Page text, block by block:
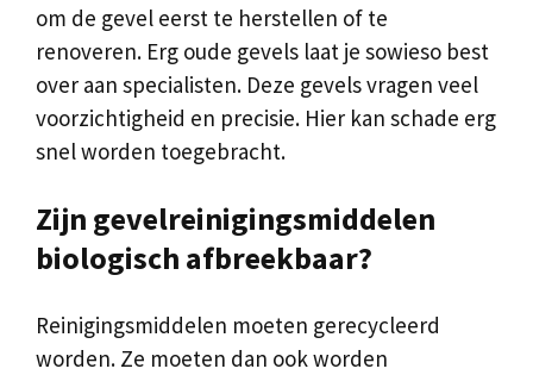
om de gevel eerst te herstellen of te
renoveren. Erg oude gevels laat je sowieso best
over aan specialisten. Deze gevels vragen veel
voorzichtigheid en precisie. Hier kan schade erg
snel worden toegebracht.
Zijn gevelreinigingsmiddelen
biologisch afbreekbaar?
Reinigingsmiddelen moeten gerecycleerd
worden. Ze moeten dan ook worden